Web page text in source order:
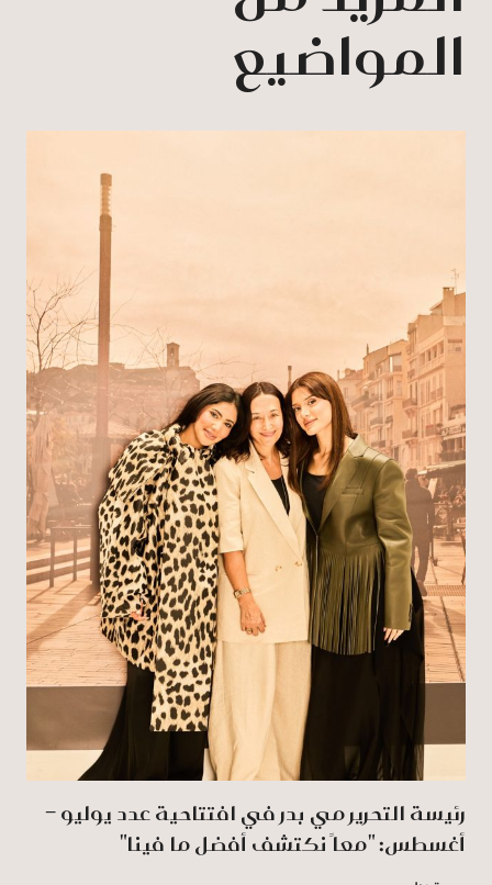
المواضيع
رئيسة التحرير مي بدر في افتتاحية عدد يوليو –
أغسطس: "معاً نكتشف أفضل ما فينا"